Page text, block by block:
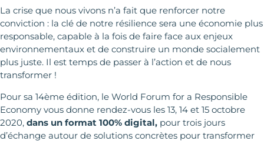
La crise que nous vivons n’a fait que renforcer notre
conviction : la clé de notre résilience sera une économie plus
responsable, capable à la fois de faire face aux enjeux
environnementaux et de construire un monde socialement
plus juste. Il est temps de passer à l’action et de nous
transformer !
Pour sa 14ème édition, le World Forum for a Responsible
Economy vous donne rendez-vous les 13, 14 et 15 octobre
2020, dans un format 100% digital, pour trois jours
d’échange autour de solutions concrètes pour transformer